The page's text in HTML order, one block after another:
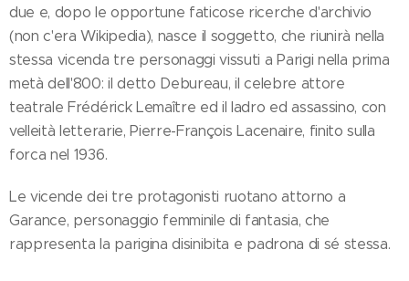
due e, dopo le opportune faticose ricerche d'archivio
(non c'era Wikipedia), nasce il soggetto, che riunirà nella
stessa vicenda tre personaggi vissuti a Parigi nella prima
metà dell'800: il detto Debureau, il celebre attore
teatrale Frédérick Lemaître ed il ladro ed assassino, con
velleità letterarie, Pierre-François Lacenaire, finito sulla
forca nel 1936.
Le vicende dei tre protagonisti ruotano attorno a
Garance, personaggio femminile di fantasia, che
rappresenta la parigina disinibita e padrona di sé stessa.